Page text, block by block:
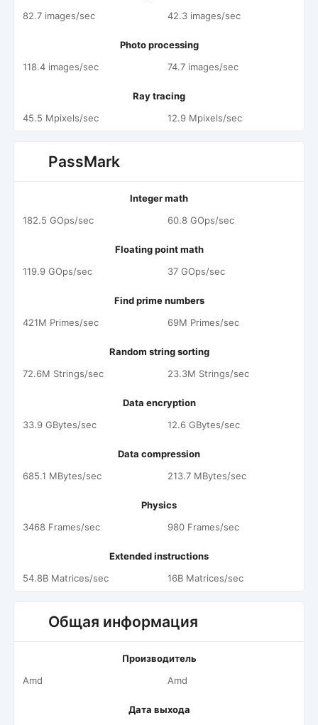
82.7 images/sec
42.3 images/sec
Photo processing
118.4 images/sec
74.7 images/sec
Ray tracing
45.5 Mpixels/sec
12.9 Mpixels/sec
PassMark
Integer math
182.5 GOps/sec
60.8 GOps/sec
Floating point math
119.9 GOps/sec
37 GOps/sec
Find prime numbers
421M Primes/sec
69M Primes/sec
Random string sorting
72.6M Strings/sec
23.3M Strings/sec
Data encryption
33.9 GBytes/sec
12.6 GBytes/sec
Data compression
685.1 MBytes/sec
213.7 MBytes/sec
Physics
3468 Frames/sec
980 Frames/sec
Extended instructions
54.8B Matrices/sec
16B Matrices/sec
Общая информация
Производитель
Amd
Amd
Дата выхода